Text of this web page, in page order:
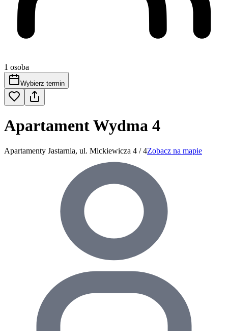
1 osoba
Wybierz termin
Apartament Wydma 4
Apartamenty Jastarnia, ul. Mickiewicza 4 / 4Zobacz na mapie